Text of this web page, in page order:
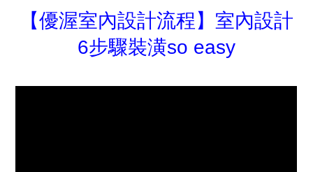
【優渥室內設計流程】室內設計
6步驟裝潢so easy